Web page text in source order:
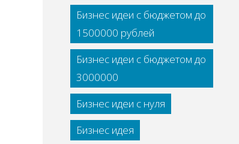
Бизнес идеи с бюджетом до
1500000 рублей
Бизнес идеи с бюджетом до
3000000
Бизнес идеи с нуля
Бизнес идея